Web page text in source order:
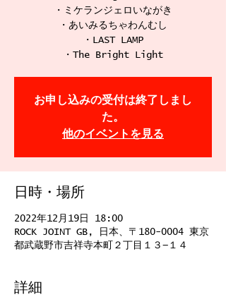
・ミケランジェロいながき
・あいみるちゃわんむし
・LAST LAMP
・The Bright Light
お申し込みの受付は終了しまし
た。
他のイベントを見る
日時・場所
2022年12月19日 18:00
ROCK JOINT GB, 日本、〒180-0004 東京
都武蔵野市吉祥寺本町２丁目１３−１４
詳細